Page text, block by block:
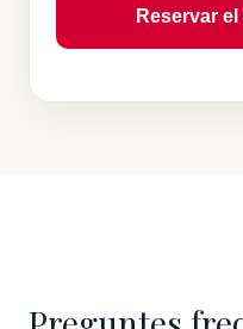
Reservar